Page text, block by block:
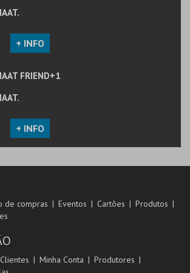
+ INFO
FRIEND+1
+ INFO
de compras Eventos Cartões
Produtos
Minha Conta
Produtores